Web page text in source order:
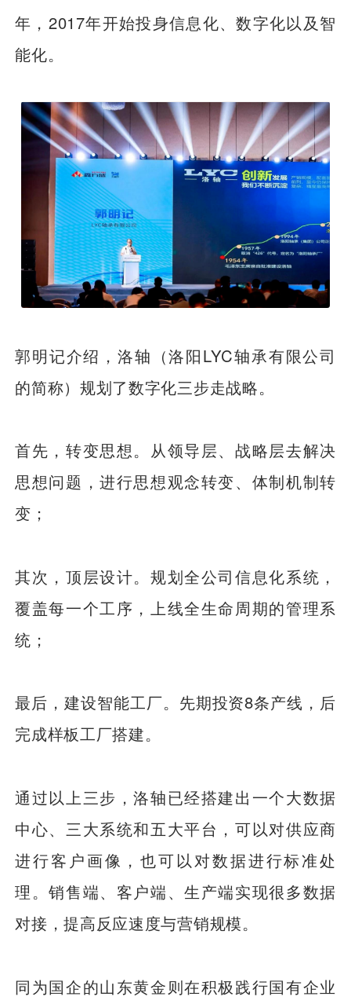
年，2017年开始投身信息化、数字化以及智
能化。
郭明记介绍，洛轴（洛阳LYC轴承有限公司
的简称）规划了数字化三步走战略。
首先，转变思想。从领导层、战略层去解决
思想问题，进行思想观念转变、体制机制转
变；
其次，顶层设计。规划全公司信息化系统，
覆盖每一个工序，上线全生命周期的管理系
统；
最后，建设智能工厂。先期投资8条产线，后
完成样板工厂搭建。
通过以上三步，洛轴已经搭建出一个大数据
中心、三大系统和五大平台，可以对供应商
进行客户画像，也可以对数据进行标准处
理。销售端、客户端、生产端实现很多数据
对接，提高反应速度与营销规模。
同为国企的山东黄金则在积极践行国有企业